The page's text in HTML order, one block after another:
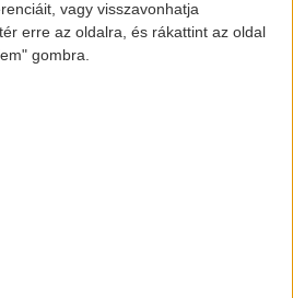
vagy visszavonhatja
erre az oldalra, és rákattint az oldal
gombra.